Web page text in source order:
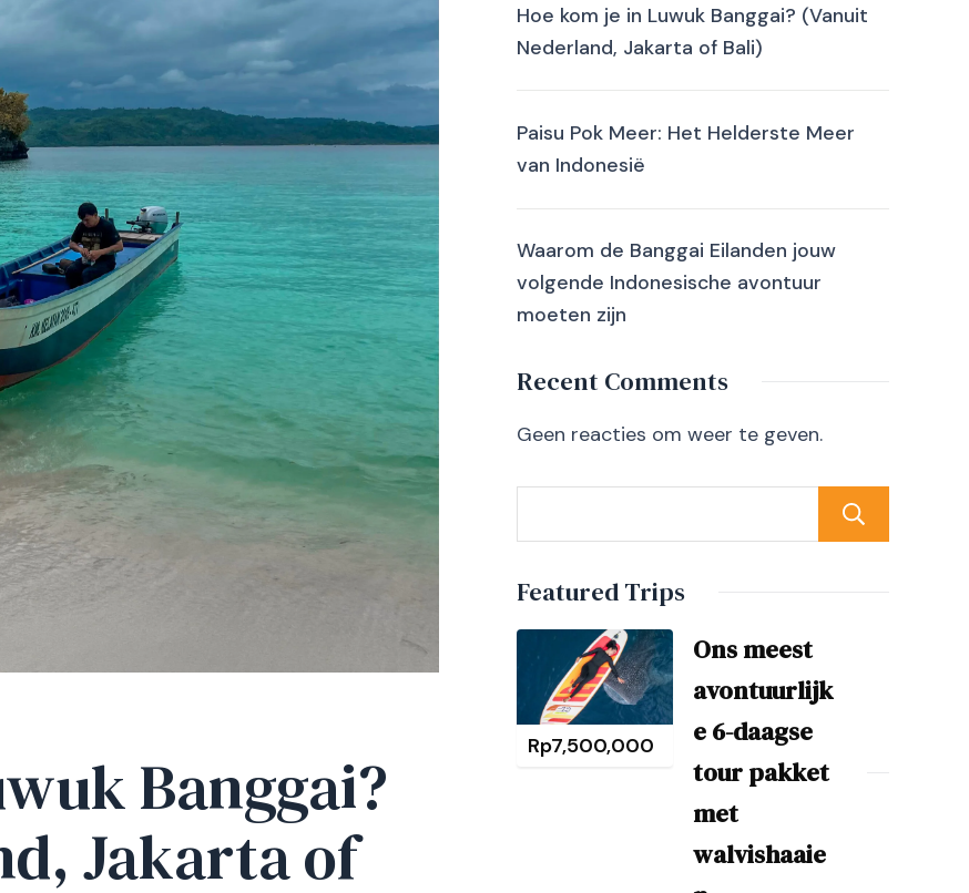
Banggai?
Jakarta of
Hoe kom je in Luwuk Banggai? (Vanuit
Nederland, Jakarta of Bali)
Paisu Pok Meer: Het Helderste Meer
van Indonesië
Waarom de Banggai Eilanden jouw
volgende Indonesische avontuur
moeten zijn
Recent Comments
Geen reacties om weer te geven.
Featured Trips
Rp7,500,000
Ons meest
avontuurlijk
e 6-daagse
tour pakket
met
walvishaaie